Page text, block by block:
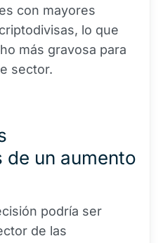
con mayores
lo que
más gravosa para
sector.
un aumento
podría ser
de las